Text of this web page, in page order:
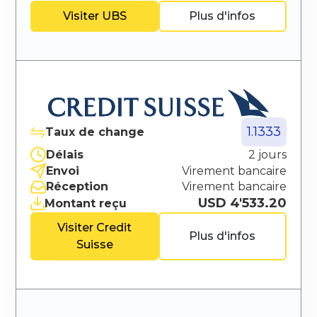
Visiter UBS Plus d'infos
Taux de change 1.1333
Délais
2 jours
Envoi
Virement bancaire
Réception
Virement bancaire
Montant reçu
USD 4'533.20
Visiter Credit
Suisse
Plus d'infos